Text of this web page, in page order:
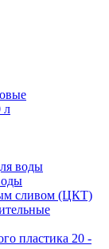
л
воды
сливом (ЦКТ)
пластика 20 -